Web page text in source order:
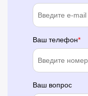
Ваш телефон
Ваш вопрос